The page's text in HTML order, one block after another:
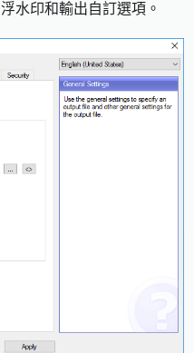
水印和輸出自訂選項。